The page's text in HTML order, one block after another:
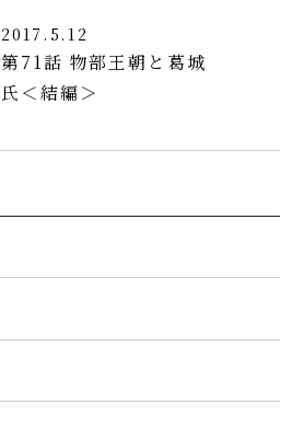
2017.5.12
第71話 物部王朝と葛城
氏＜結編＞